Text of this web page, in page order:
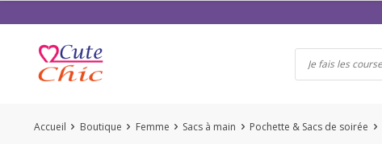
au
contenu
Accueil Boutique Femme Sacs à main Pochette & Sacs de soirée